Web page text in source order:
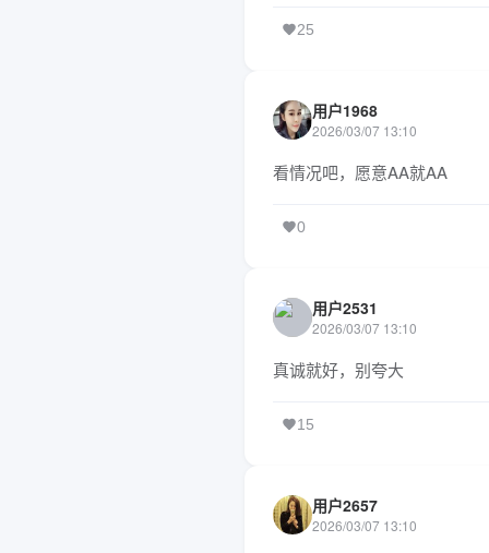
25
用户1968
2026/03/07 13:10
看情况吧，愿意AA就AA
0
用户2531
2026/03/07 13:10
真诚就好，别夸大
15
用户2657
2026/03/07 13:10